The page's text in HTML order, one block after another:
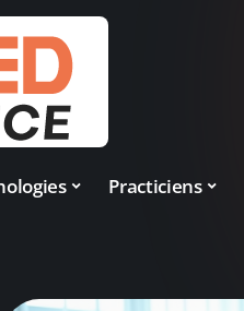
Practiciens